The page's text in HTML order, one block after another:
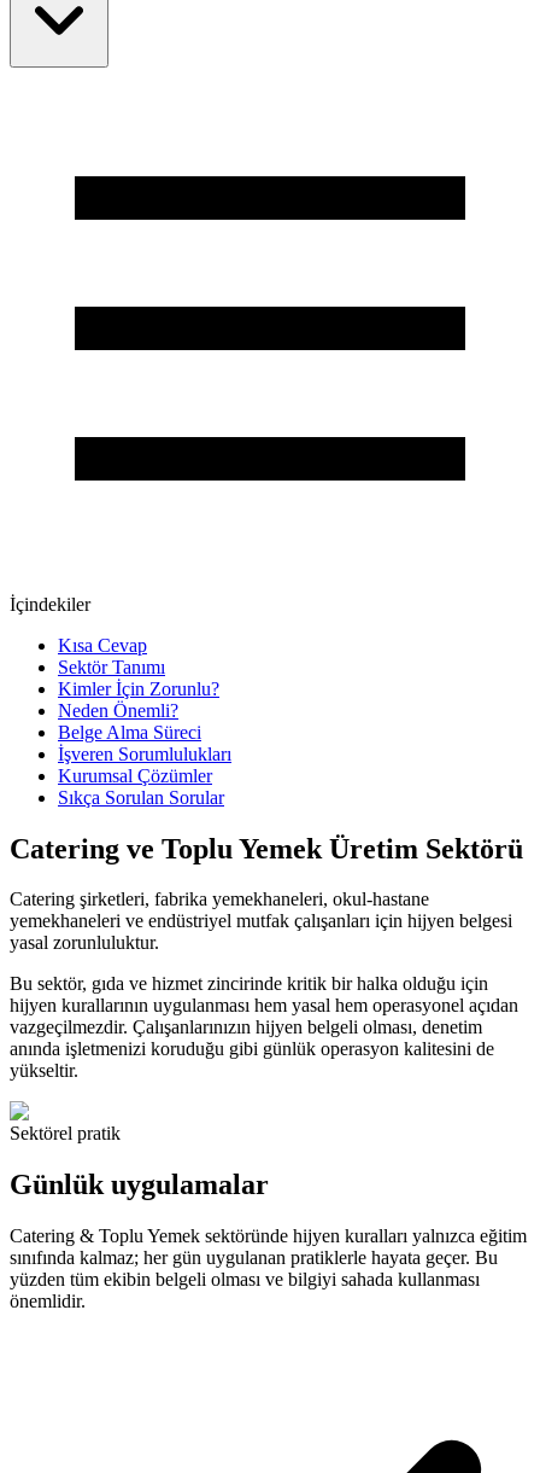
İçindekiler
Kısa Cevap
Sektör Tanımı
Kimler İçin Zorunlu?
Neden Önemli?
Belge Alma Süreci
İşveren Sorumlulukları
Kurumsal Çözümler
Sıkça Sorulan Sorular
Catering ve Toplu Yemek Üretim Sektörü
Catering şirketleri, fabrika yemekhaneleri, okul-hastane
yemekhaneleri ve endüstriyel mutfak çalışanları için hijyen belgesi
yasal zorunluluktur.
Bu sektör, gıda ve hizmet zincirinde kritik bir halka olduğu için
hijyen kurallarının uygulanması hem yasal hem operasyonel açıdan
vazgeçilmezdir. Çalışanlarınızın hijyen belgeli olması, denetim
anında işletmenizi koruduğu gibi günlük operasyon kalitesini de
yükseltir.
Sektörel pratik
Günlük uygulamalar
Catering & Toplu Yemek sektöründe hijyen kuralları yalnızca eğitim
sınıfında kalmaz; her gün uygulanan pratiklerle hayata geçer. Bu
yüzden tüm ekibin belgeli olması ve bilgiyi sahada kullanması
önemlidir.